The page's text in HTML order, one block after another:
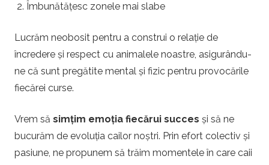
Îmbunătățesc zonele mai slabe
Lucrăm neobosit pentru a construi o relație de
încredere și respect cu animalele noastre, asigurându-
ne că sunt pregătite mental și fizic pentru provocările
fiecărei curse.
Vrem să simțim emoția fiecărui succes și să ne
bucurăm de evoluția cailor noștri. Prin efort colectiv și
pasiune, ne propunem să trăim momentele în care caii